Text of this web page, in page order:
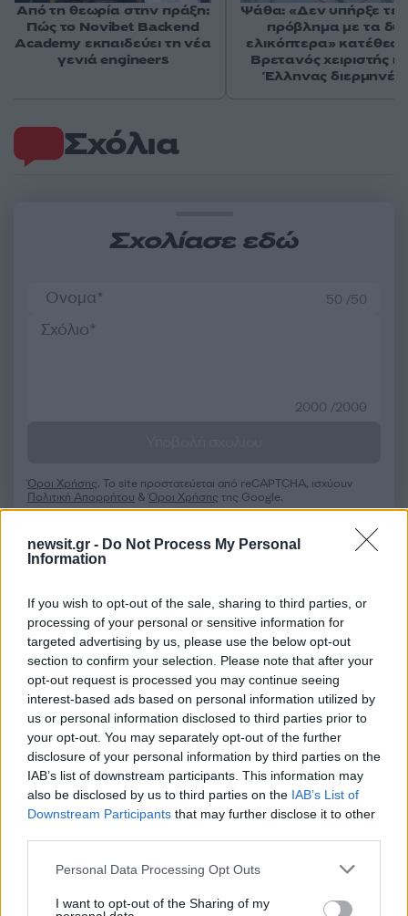
newsit.gr - Do Not Process My Personal
Information
If you wish to opt-out of the sale, sharing to third parties, or
processing of your personal or sensitive information for
targeted advertising by us, please use the below opt-out
section to confirm your selection. Please note that after your
opt-out request is processed you may continue seeing
interest-based ads based on personal information utilized by
us or personal information disclosed to third parties prior to
your opt-out. You may separately opt-out of the further
disclosure of your personal information by third parties on the
IAB’s list of downstream participants. This information may
also be disclosed by us to third parties on the IAB’s List of
Downstream Participants that may further disclose it to other
Please note that this website/app uses one or more Google
not limited to your visit or usage behaviour. You may click to
Personal Data Processing Opt Outs
I want to opt-out of the Sharing of my
Σχόλια
Σχολίασε εδώ
50 /50
2000 /2000
Όροι Χρήσης. Το site προστατεύεται από reCAPTCHA, ισχύουν
Πολιτική Απορρήτου &Όροι Χρήσης της Google.
ΕΥΡΩΖΩΝΗ
ΠΛΗΘΩΡΙΣΜΟΣ
Share:
Ακολουθήστε το Νewsit.gr στο Google Newsκαι
ενημερωθείτε πρώτοι για όλη την ειδησεογραφία και τα
τελευταία νέα της ημέρας
Από τη θεωρία στην πράξη:
Πώς το Novibet Backend
Academy εκπαιδεύει τη νέα
γενιά engineers
Ψάθα: «Δεν υπήρξε
πρόβλημα με τα
ελικόπτερα»
Βρετανός χειριστής
Έλληνας
Πιο δημοφιλή
Τουρισμός για Όλους 2026: Σήμερα ανοίγει
στις αιτήσεις